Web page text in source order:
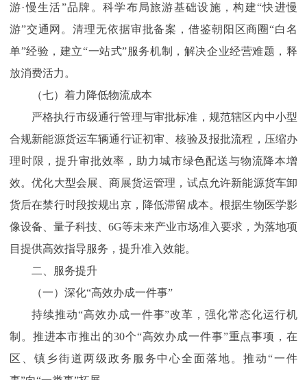
游·慢生活”品牌。科学布局旅游基础设施，构建“快进慢
游”交通网。清理无依据审批备案，借鉴朝阳区商圈“白名
单”经验，建立“一站式”服务机制，解决企业经营难题，释
放消费活力。
（七）着力降低物流成本
严格执行市级通行管理与审批标准，规范辖区内中小型
合规新能源货运车辆通行证初审、核验及报批流程，压缩办
理时限，提升审批效率，助力城市绿色配送与物流降本增
效。优化大型会展、商展货运管理，试点允许新能源货车卸
货后在禁行时段按规出京，降低滞留成本。根据生物医学影
像设备、量子科技、6G等未来产业市场准入要求，为落地项
目提供高效指导服务，提升准入效能。
二、服务提升
（一）深化“高效办成一件事”
持续推动“高效办成一件事”改革，强化常态化运行机
制。推进本市推出的30个“高效办成一件事”重点事项，在
区、镇乡街道两级政务服务中心全面落地。推动“一件